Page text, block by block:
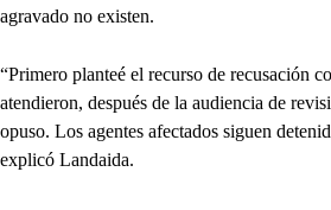
agravado no existen.
“Primero planteé el recurso de recusación
atendieron, después de la audiencia de
opuso. Los agentes afectados siguen
explicó Landaida.